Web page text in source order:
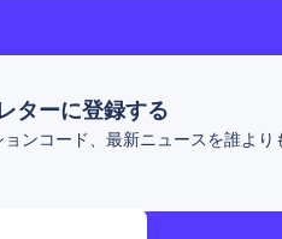
ターに登録する
ンコード、最新ニュースを誰より